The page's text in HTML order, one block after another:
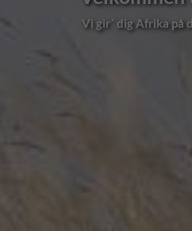
Vi gir´ dig Afrika på